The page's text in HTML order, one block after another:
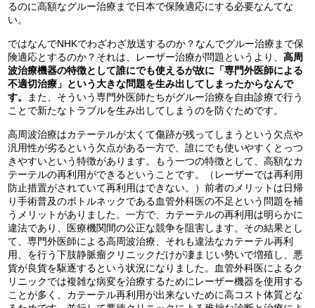
るのに高額なグルー治療まで日本で保険適応にする必要なんてな
い。
ではなんでNHKでわざわざ放送するのか？なんでグルー治療まで保
険適応とするのか？それは、レーザー治療が問題というより、高周
波治療機器の特徴として誰にでも使えるが故に「専門外医師による
不適切治療」という大きな問題を生み出してしまったからなんで
す。
また、そういう専門外医師たちがグルー治療を自由診療で行う
ことで新たなトラブルを生み出してしまうのを防ぐためです。
高周波治療はカテーテルが太くて傷跡が残ってしまうという欠点や
汎用性が劣るという欠点がある一方で、誰にでも使いやすくとっつ
きやすいという特徴があります。もう一つの特徴として、高額なカ
テーテルの再利用ができるということです。（レーザーでは再利用
防止措置がされていて再利用はできない。）前者のメリットは日帰
り手術普及のボトルネックである血管外科医の不足という問題を補
うメリットがありました。一方で、カテーテルの再利用は明らかに
違法であり、医療機関間の公正な競争を阻害します。その結果とし
て、専門外医師による高周波治療、それも違法なカテーテル再利
用、を行う下肢静脈瘤クリニックだけが凄まじい勢いで増殖し、悪
貨が良貨を駆逐するという状況になりました。血管外科医によるク
リニックでは複雑な病変を治療するためにレーザー機器を使用する
ことが多く、カテーテル再利用が出来ないために高コスト体質とな